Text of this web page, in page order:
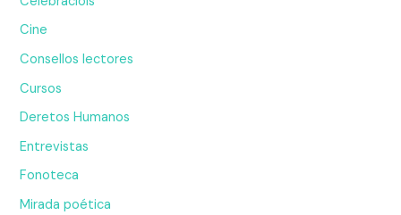
Cine
Consellos lectores
Cursos
Deretos Humanos
Entrevistas
Fonoteca
Mirada poética